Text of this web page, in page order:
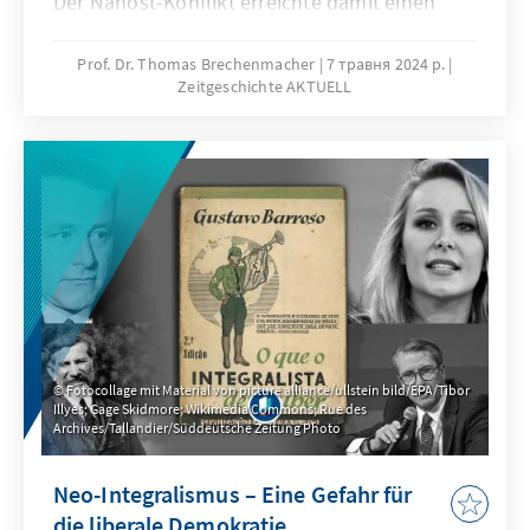
Ursprünge des Konflikts und wie kann die
Unversöhnlichkeit absoluter
der neuen Ausgabe Zeitgeschichte Aktuell
blickt der Historiker Thomas Brechenmacher
auf die wechselvolle Geschichte der Region
und die Hintergründe, die 1948 zur
Staatsgründung Israels führten.
Prof. Dr. Thomas Brechenmacher 7 травня 2024 р.
Zeitgeschichte AKTUELL
Fotocollage mit Material von picture alliance/ullstein bild/EPA/Tibor
Illyes; Gage Skidmore; Wikimedia Commons; Rue des
Archives/Tallandier/Süddeutsche Zeitung Photo
Neo-Integralismus – Eine Gefahr für